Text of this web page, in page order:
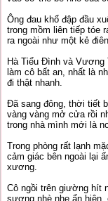
Ông đau khổ đập đầu
trong mồm liên tiếp tóe
ra ngoài như một kẻ
Hà Tiểu Đình và
làm cô bất an, nhất là
đi thật nhanh.
Đã sang đông, thời tiết
vàng vàng mở cửa rồi
trong nhà mình mới là
Trong phòng rất lạnh
cảm giác bên ngoài lại
xương.
Cô ngồi trên giường hít
sương nhè nhẹ ẩn